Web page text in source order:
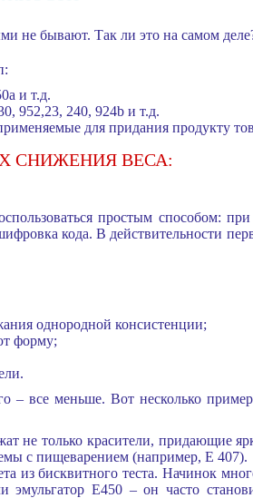
не бывают. Так ли это на самом
и т.д.
952,23, 240, 924b и т.д.
для придания продукту
СНИЖЕНИЯ ВЕСА:
простым способом:
кода. В действительности
однородной консистенции;
форму;
все меньше. Вот несколько
не только красители, придающие
с пищеварением (например, E 407).
из бисквитного теста. Начинок
E450 – он часто